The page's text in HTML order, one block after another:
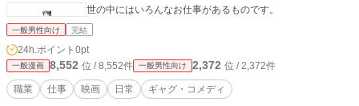
世の中にはいろんなお仕事があるものです。
一般男性向け 完結
24h.ポイント 0pt
一般漫画 8,552 位 / 8,552件 一般男性向け 2,372 位 / 2,372件
職業 仕事 映画 日常 ギャグ・コメディ